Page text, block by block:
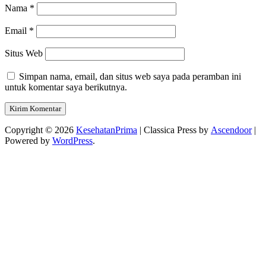
Nama *
Email *
Situs Web
Simpan nama, email, dan situs web saya pada peramban ini
untuk komentar saya berikutnya.
Copyright © 2026 KesehatanPrima | Classica Press by Ascendoor|
Powered by WordPress.